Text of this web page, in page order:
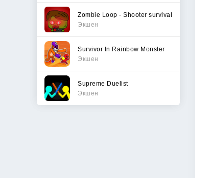
Zombie Loop - Shooter survival
Экшен
Survivor In Rainbow Monster
Экшен
Supreme Duelist
Экшен